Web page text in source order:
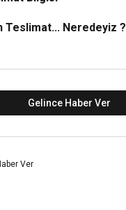
Teslimat... Neredeyiz ?
Gelince Haber Ver
Ver